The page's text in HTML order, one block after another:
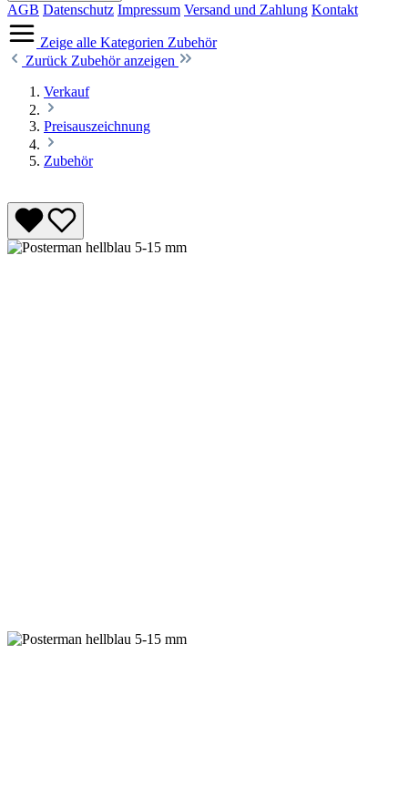
AGB Datenschutz Impressum Versand und Zahlung Kontakt
Zeige alle Kategorien Zubehör
Zurück Zubehör anzeigen
Verkauf
Preisauszeichnung
Zubehör